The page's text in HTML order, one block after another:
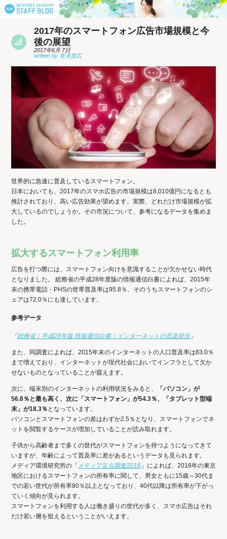
2017年のスマートフォン広告市場規模と今
後の展望
2017年6月 7日
世界的に急速に普及しているスマートフォン。
日本においても、2017年のスマホ広告の市場規模は8,010億円になるとも
推計されており、高い広告効果が望めます。実際、どれだけ市場規模が拡
大しているのでしょうか。その市況について、参考になるデータを集めま
した。
拡大するスマートフォン利用率
広告を打つ際には、スマートフォン向けを意識することが欠かせない時代
となりました。 総務省の平成28年度版の情報通信白書によれば、2015年
末の携帯電話・PHSの世帯普及率は95.8％、そのうちスマートフォンのシ
ェアは72.0％にも達しています。
参考データ
「総務省｜平成28年版 情報通信白書｜インターネットの普及状況」
また、同調査によれば、2015年末のインターネットの人口普及率は83.0％
まで増えており、インターネットが現代社会においてインフラとして欠か
せないものとなっていることが窺えます。
次に、端末別のインターネットの利用状況をみると、
「パソコン」が
56.8％と最も高く、次に「スマートフォン」が54.3％、「タブレット型端
末」が18.3％ となっています。
パソコンとスマートフォンの差はわずか2.5％となり、スマートフォンでネ
ットを閲覧するケースが増加していることが読み取れます。
子供から高齢者まで多くの世代がスマートフォンを持つようになってきて
いますが、年齢によって普及率に差があるというデータも見られます。
メディア環境研究所の「 メディア定点調査2016 」によれば、2016年の東京
地区におけるスマートフォンの所有率に関して、男女ともに15歳～30代ま
での若い世代が所有率80％以上となっており、40代以降は所有率が下がっ
ていく傾向が見られます。
スマートフォンを利用する人は働き盛りの世代が多く、スマホ広告はそれ
だけ若い層を狙えるということがいえます。